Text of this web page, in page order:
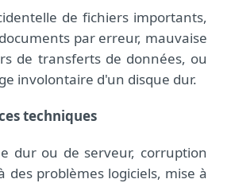
de fichiers importants,
par erreur, mauvaise
de transferts de données, ou
involontaire d'un disque dur.
techniques
dur ou de serveur, corruption
des problèmes logiciels, mise à